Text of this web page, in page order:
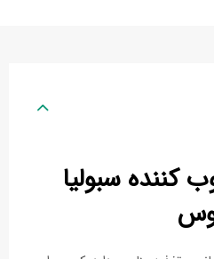
کننده سبولیا